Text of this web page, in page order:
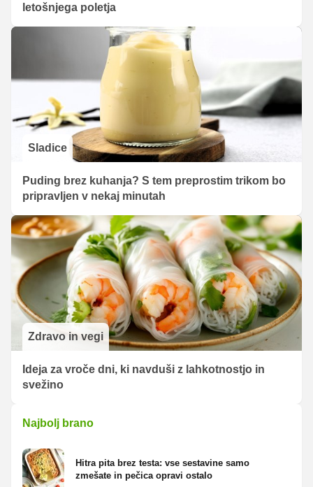
letošnjega poletja
Sladice
Puding brez kuhanja? S tem preprostim trikom bo
pripravljen v nekaj minutah
Zdravo in vegi
Ideja za vroče dni, ki navduši z lahkotnostjo in
svežino
Najbolj brano
Hitra pita brez testa: vse sestavine samo
zmešate in pečica opravi ostalo